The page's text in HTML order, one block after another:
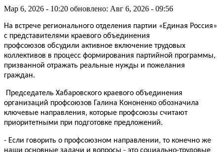
Мар 6, 2026 - 10:20 обновлено: Авг 6, 2026 - 09:56
На встрече регионального отделения партии «Единая Россия»
с представителями краевого объединения
профсоюзов обсудили активное включение трудовых
коллективов в процесс формирования партийной программы,
призванной отражать реальные нужды и пожелания
граждан.
Председатель Хабаровского краевого объединения
организаций профсоюзов Галина Кононенко обозначила
ключевые направления, которые профсоюзы считают
приоритетными при подготовке предложений.
- Если говорить о профсоюзном направлении, то конечно же
наши основные задачи и вопросы - это социально-трудовые